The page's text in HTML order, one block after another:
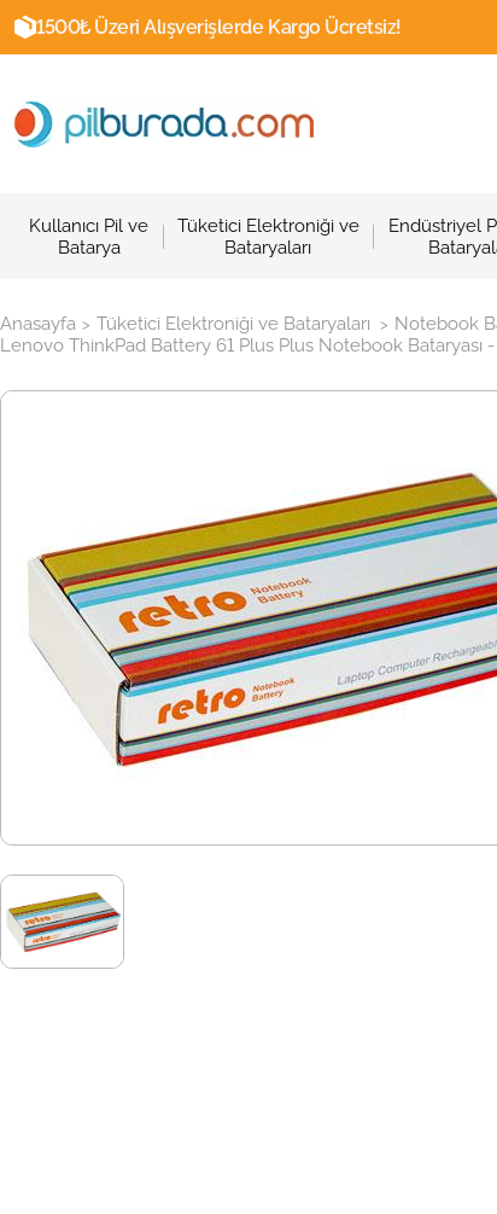
1500₺ Üzeri Alışverişlerde Kargo Ücretsiz!
Kullanıcı Pil ve
Batarya
Tüketici Elektroniği ve
Bataryaları
Endüstriyel
Anasayfa > Tüketici Elektroniği ve Bataryaları > Notebook
Lenovo ThinkPad Battery 61 Plus Plus Notebook Bataryası